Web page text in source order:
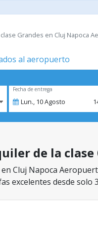
Grandes en Cluj Napoca
al aeropuerto
Fecha de entrega
Lun., 10Agosto
de la clase
Cluj Napoca
excelentes desde solo